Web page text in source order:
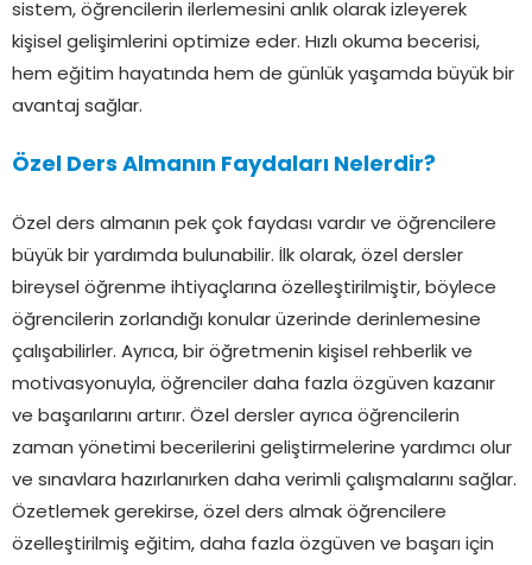
sistem, öğrencilerin ilerlemesini anlık olarak izleyerek
kişisel gelişimlerini optimize eder. Hızlı okuma becerisi,
hem eğitim hayatında hem de günlük yaşamda büyük bir
avantaj sağlar.
Özel Ders Almanın Faydaları Nelerdir?
Özel ders almanın pek çok faydası vardır ve öğrencilere
büyük bir yardımda bulunabilir. İlk olarak, özel dersler
bireysel öğrenme ihtiyaçlarına özelleştirilmiştir, böylece
öğrencilerin zorlandığı konular üzerinde derinlemesine
çalışabilirler. Ayrıca, bir öğretmenin kişisel rehberlik ve
motivasyonuyla, öğrenciler daha fazla özgüven kazanır
ve başarılarını artırır. Özel dersler ayrıca öğrencilerin
zaman yönetimi becerilerini geliştirmelerine yardımcı olur
ve sınavlara hazırlanırken daha verimli çalışmalarını sağlar.
Özetlemek gerekirse, özel ders almak öğrencilere
özelleştirilmiş eğitim, daha fazla özgüven ve başarı için